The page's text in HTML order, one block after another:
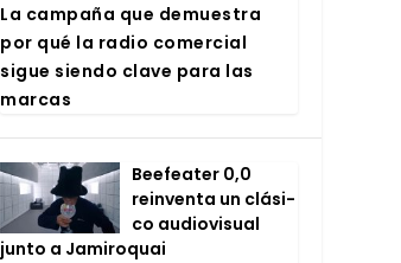
La cam­pa­ña que demues­tra
por qué la radio comer­cial
sigue sien­do cla­ve para las
mar­cas
Bee­fea­ter 0,0
rein­ven­ta un clá­si­
co audio­vi­sual
jun­to a Jami­ro­quai